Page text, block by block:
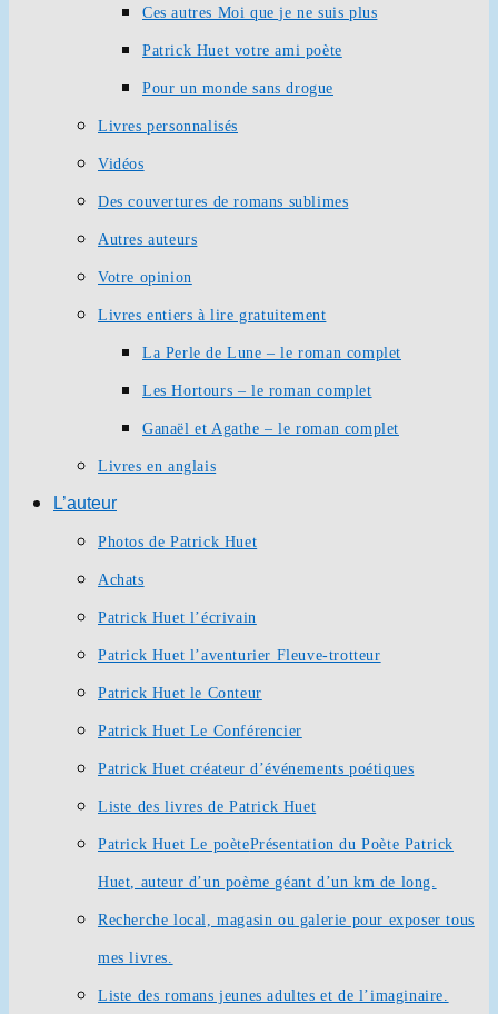
Ces autres Moi que je ne suis plus
Patrick Huet votre ami poète
Pour un monde sans drogue
Livres personnalisés
Vidéos
Des couvertures de romans sublimes
Autres auteurs
Votre opinion
Livres entiers à lire gratuitement
La Perle de Lune – le roman complet
Les Hortours – le roman complet
Ganaël et Agathe – le roman complet
Livres en anglais
L’auteur
Photos de Patrick Huet
Achats
Patrick Huet l’écrivain
Patrick Huet l’aventurier Fleuve-trotteur
Patrick Huet le Conteur
Patrick Huet Le Conférencier
Patrick Huet créateur d’événements poétiques
Liste des livres de Patrick Huet
Patrick Huet Le poètePrésentation du Poète Patrick
Huet, auteur d’un poème géant d’un km de long.
Recherche local, magasin ou galerie pour exposer tous
mes livres.
Liste des romans jeunes adultes et de l’imaginaire.